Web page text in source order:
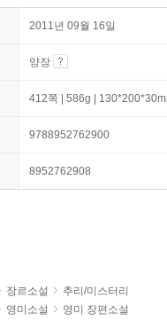
2011년 09월 16일
양장
412쪽 | 586g |
9788952762900
8952762908
장르소설
추리/미스터리
영미소설 영미 장편소설